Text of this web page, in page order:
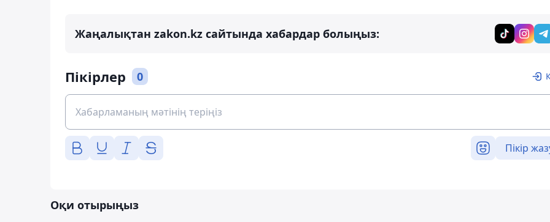
Жаңалықтан zakon.kz сайтында хабардар болыңыз:
Пікірлер 0
Пікір
Оқи отырыңыз